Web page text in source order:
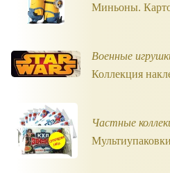
Миньоны.
Военные
Коллекция
Частные